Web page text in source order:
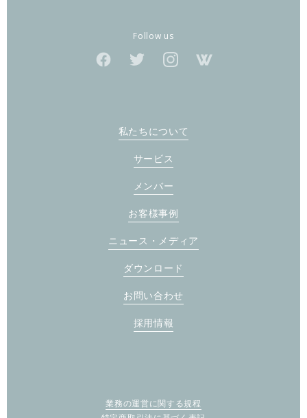
Follow us
私たちについて
サービス
メンバー
お客様事例
ニュース・メディア
ダウンロード
お問い合わせ
採用情報
業務の運営に関する規程